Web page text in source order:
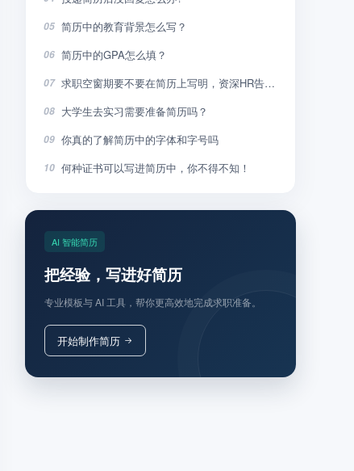
05 简历中的教育背景怎么写？
06 简历中的GPA怎么填？
07 求职空窗期要不要在简历上写明，资深HR告诉你
08 大学生去实习需要准备简历吗？
09 你真的了解简历中的字体和字号吗
10 何种证书可以写进简历中，你不得不知！
AI 智能简历
把经验，写进好简历
专业模板与 AI 工具，帮你更高效地完成求职准备。
开始制作简历